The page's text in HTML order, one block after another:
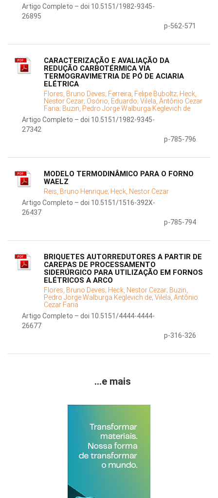
Artigo Completo – doi 10.5151/1982-9345-
26895
p-562-571
CARACTERIZAÇÃO E AVALIAÇÃO DA
REDUÇÃO CARBOTÉRMICA VIA
TERMOGRAVIMETRIA DE PÓ DE ACIARIA
ELÉTRICA
Flores, Bruno Deves; Ferreira, Felipe Buboltz; Heck,
Nestor Cezar; Osório, Eduardo; Vilela, Antônio Cezar
Faria; Buzin, Pedro Jorge Walburga Keglevich de
Artigo Completo – doi 10.5151/1982-9345-
27342
p-785-796
MODELO TERMODINÂMICO PARA O FORNO
WAELZ
Reis, Bruno Henrique; Heck, Nestor Cezar
Artigo Completo – doi 10.5151/1516-392X-
26437
p-785-794
BRIQUETES AUTORREDUTORES A PARTIR DE
CAREPAS DE PROCESSAMENTO
SIDERÚRGICO PARA UTILIZAÇÃO EM FORNOS
ELÉTRICOS A ARCO
Flores, Bruno Deves; Heck, Nestor Cezar; Buzin,
Pedro Jorge Walburga Keglevich de; Vilela, Antônio
Cezar Faria
Artigo Completo – doi 10.5151/4444-4444-
26677
p-316-326
...e mais